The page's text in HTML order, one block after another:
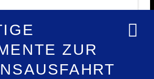
ZUR